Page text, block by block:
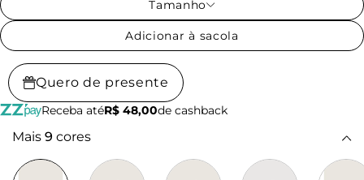
Tamanho
Adicionar à sacola
Quero de presente
Receba atéR$ 48,00de cashback
Mais 9 cores